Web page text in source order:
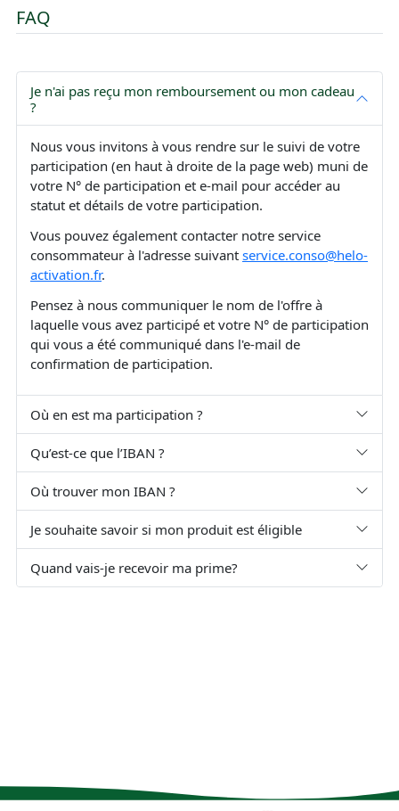
FAQ
Je n'ai pas reçu mon remboursement ou mon cadeau
?
Nous vous invitons à vous rendre sur le suivi de votre
participation (en haut à droite de la page web) muni de
votre N° de participation et e-mail pour accéder au
statut et détails de votre participation.
Vous pouvez également contacter notre service
consommateur à l'adresse suivant service.conso@helo-
activation.fr.
Pensez à nous communiquer le nom de l'offre à
laquelle vous avez participé et votre N° de participation
qui vous a été communiqué dans l'e-mail de
confirmation de participation.
Où en est ma participation ?
Qu’est-ce que l’IBAN ?
Où trouver mon IBAN ?
Je souhaite savoir si mon produit est éligible
Quand vais-je recevoir ma prime?